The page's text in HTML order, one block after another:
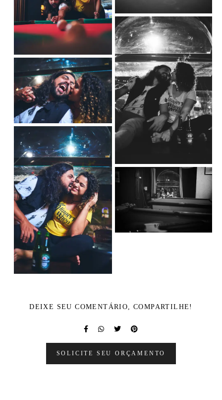
DEIXE SEU COMENTÁRIO, COMPARTILHE!
SOLICITE SEU ORÇAMENTO